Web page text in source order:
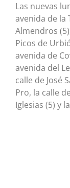
Las nuevas
avenida de la
Almendros
Picos de
avenida de
avenida del
calle de José
Pro, la calle
Iglesias (5) y